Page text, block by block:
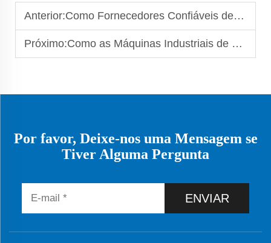
Anterior:Como Fornecedores Confiáveis de Máquinas de Lavanderia Apoiam Cadeias Globais de Hospedagem?
Próximo:Como as Máquinas Industriais de Lavanderia Esterilizam Tecidos Médicos?
Por favor, Deixe-nos uma Mensagem se
Tiver Alguma Pergunta
ENVIAR